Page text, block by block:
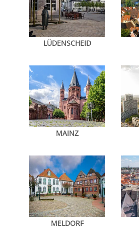
LÜDENSCHEID
MAINZ
MELDORF